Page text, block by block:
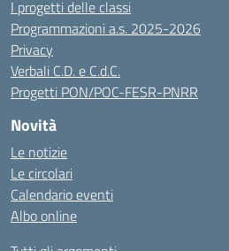
I progetti delle classi
Programmazioni a.s. 2025-2026
Privacy
Verbali C.D. e C.d.C.
Progetti PON/POC-FESR-PNRR
Novità
Le notizie
Le circolari
Calendario eventi
Albo online